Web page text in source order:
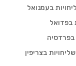
בעמנואל
בפדואל
בפרדסיה
שליחויות בצריפין